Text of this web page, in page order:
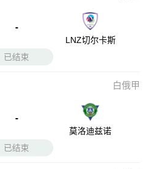
-
LNZ切尔卡斯
已结束
白俄甲
-
莫洛迪兹诺
已结束